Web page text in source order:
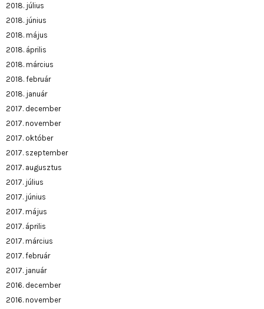
2018. július
2018. június
2018. május
2018. április
2018. március
2018. február
2018. január
2017. december
2017. november
2017. október
2017. szeptember
2017. augusztus
2017. július
2017. június
2017. május
2017. április
2017. március
2017. február
2017. január
2016. december
2016. november